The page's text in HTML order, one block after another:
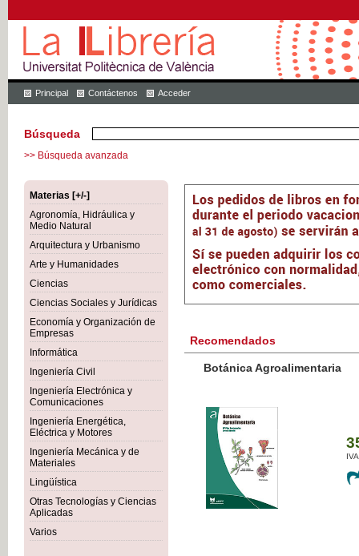
Principal Contáctenos Acceder
Búsqueda
>> Búsqueda avanzada
Materias [+/-]
Agronomía, Hidráulica y
Medio Natural
Arquitectura y Urbanismo
Arte y Humanidades
Ciencias
Ciencias Sociales y Jurídicas
Economía y Organización de
Empresas
Informática
Ingeniería Civil
Ingeniería Electrónica y
Comunicaciones
Ingeniería Energética,
Eléctrica y Motores
Ingeniería Mecánica y de
Materiales
Lingüística
Otras Tecnologías y Ciencias
Aplicadas
Varios
Recomendados
Botánica Agroalimentaria
IVA